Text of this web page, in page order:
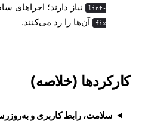
-lint نیاز دارند؛ اجراهای
fix آن‌ها را رد می‌کنند.
کارکردها (خلاصه)
سلامت، رابط کاربری و